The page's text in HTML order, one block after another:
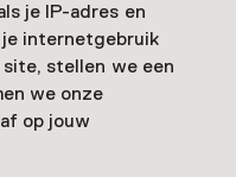
je IP-adres en
internetgebruik
stellen we een
we onze
op jouw